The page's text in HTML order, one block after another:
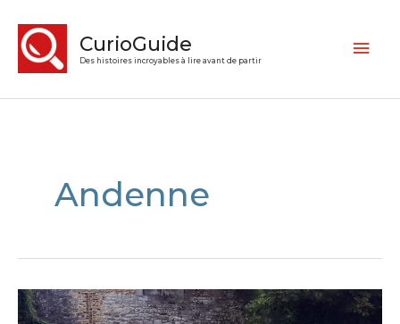
CurioGuide
Des histoires incroyables à lire avant de partir
Andenne